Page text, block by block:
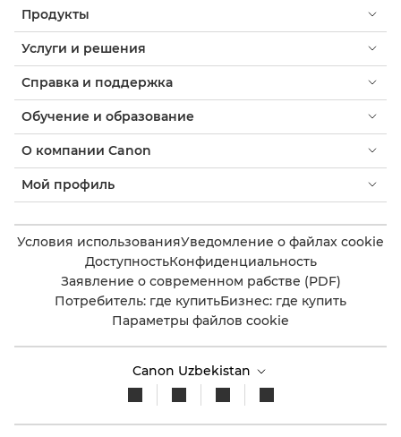
Продукты
Услуги и решения
Справка и поддержка
Обучение и образование
О компании Canon
Мой профиль
Условия использованияУведомление о файлах cookie
ДоступностьКонфиденциальность
Заявление о современном рабстве (PDF)
Потребитель: где купитьБизнес: где купить
Параметры файлов cookie
Canon Uzbekistan